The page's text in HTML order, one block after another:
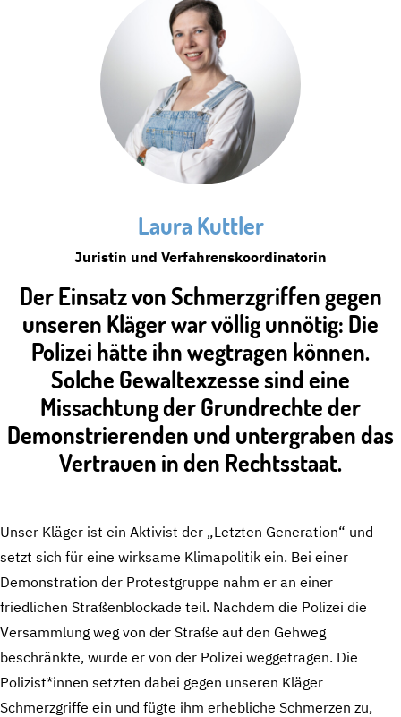
Laura Kuttler
Juristin und Verfahrenskoordinatorin
Der Einsatz von Schmerzgriffen gegen
unseren Kläger war völlig unnötig: Die
Polizei hätte ihn wegtragen können.
Solche Gewaltexzesse sind eine
Missachtung der Grundrechte der
Demonstrierenden und untergraben das
Vertrauen in den Rechtsstaat.
Unser Kläger ist ein Aktivist der „Letzten Generation“ und
setzt sich für eine wirksame Klimapolitik ein. Bei einer
Demonstration der Protestgruppe nahm er an einer
friedlichen Straßenblockade teil. Nachdem die Polizei die
Versammlung weg von der Straße auf den Gehweg
beschränkte, wurde er von der Polizei weggetragen. Die
Polizist*innen setzten dabei gegen unseren Kläger
Schmerzgriffe ein und fügte ihm erhebliche Schmerzen zu,